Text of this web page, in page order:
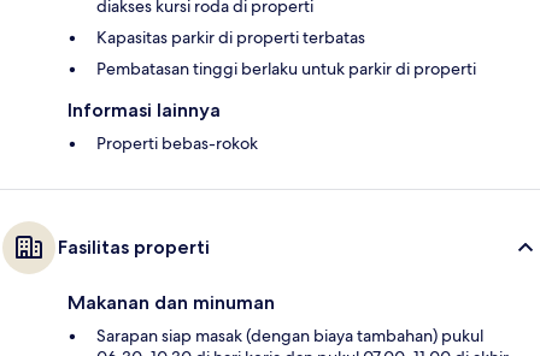
diakses kursi roda di properti
Kapasitas parkir di properti terbatas
Pembatasan tinggi berlaku untuk parkir di properti
Informasi lainnya
Properti bebas-rokok
Fasilitas properti
Makanan dan minuman
Sarapan siap masak (dengan biaya tambahan) pukul